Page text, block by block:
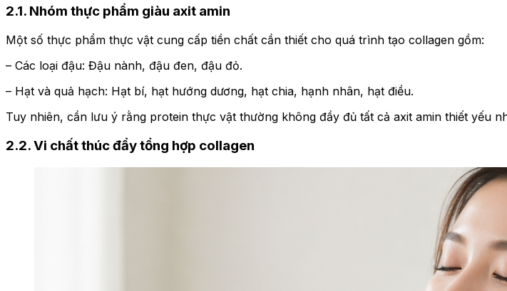
2.1. Nhóm thực phẩm giàu axit amin
Một số thực phẩm thực vật cung cấp tiền chất cần thiết cho quá trình tạo collagen gồm:
– Các loại đậu: Đậu nành, đậu đen, đậu đỏ.
– Hạt và quả hạch: Hạt bí, hạt hướng dương, hạt chia, hạnh nhân, hạt điều.
Tuy nhiên, cần lưu ý rằng protein thực vật thường không đầy đủ tất cả axit amin thiết yếu
2.2. Vi chất thúc đẩy tổng hợp collagen